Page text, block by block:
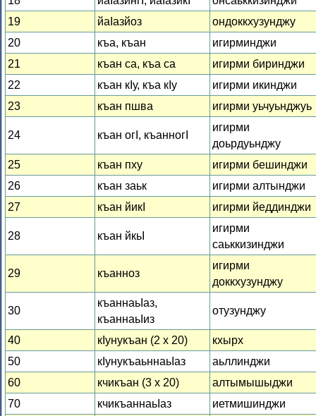
19
йаІазйоз
ондоккхузунджу
20
къа, къан
игирминджи
21
къан са, къа са
игирми биринджи
22
къан кІу, къа кІу
игирми икинджи
23
къан пшва игирми уьчуьнджуь
24 къан огІ, къанногІ
игирми
доьрдуьнджу
25
къан пху
игирми бешинджи
26
къан заьк
игирми алтынджи
27
къан йикІ игирми йеддинджи
28 къан йкьІ
игирми
саьккизинджи
29 къанноз
игирми
доккхузунджу
30
къаннаьІаз,
къаннаьІиз
отузунджу
40 кІунукъан (2 x 20)
кхырх
50
кІунукъаьннаьІаз
аьллинджи
60
кчикъан (3 x 20)
алтымышыджи
70
кчикъаннаьІаз
иетмишинджи